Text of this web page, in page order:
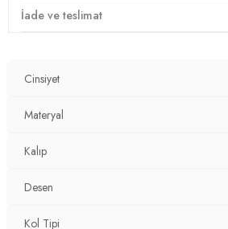
Desen: Desenli
Materyal:
Yaka Tipi:
Kol Tipi:
Bel:Lastikli Bel
Uzunluk:
İade ve teslimat
Cinsiyet
Materyal
Kalıp
Desen
Kol Tipi